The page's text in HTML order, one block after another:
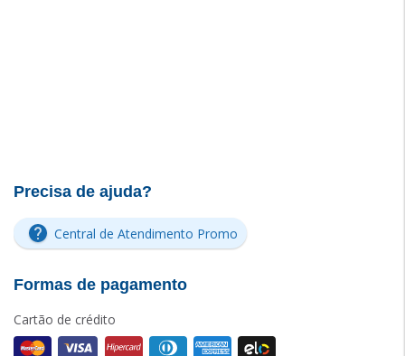
Precisa de ajuda?
Central de Atendimento Promo
Formas de pagamento
Cartão de crédito